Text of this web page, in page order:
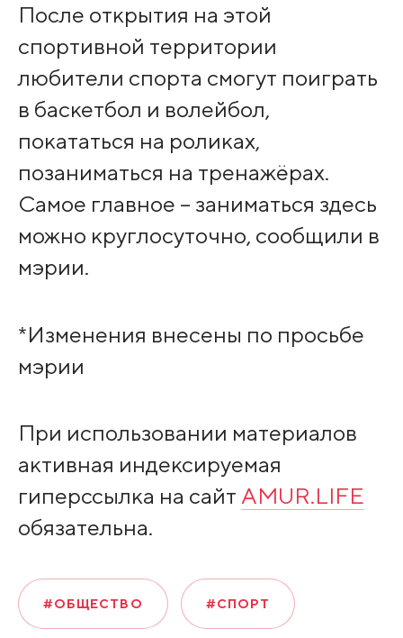
После открытия на этой
спортивной территории
любители спорта смогут поиграть
в баскетбол и волейбол,
покататься на роликах,
позаниматься на тренажёрах.
Самое главное – заниматься здесь
можно круглосуточно, сообщили в
мэрии.
*Изменения внесены по просьбе
мэрии
При использовании материалов
активная индексируемая
гиперссылка на сайт AMUR.LIFE
обязательна.
#ОБЩЕСТВО #СПОРТ